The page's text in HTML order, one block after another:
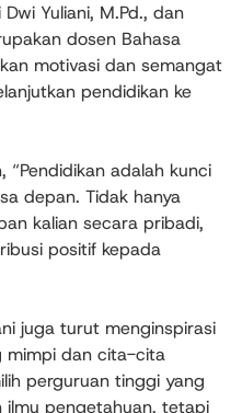
Yuliani, M.Pd., dan
dosen Bahasa
motivasi dan semangat
pendidikan ke
“Pendidikan adalah kunci
depan. Tidak hanya
kalian secara pribadi,
positif kepada
juga turut menginspirasi
mimpi dan cita-cita
perguruan tinggi yang
ilmu pengetahuan, tetapi